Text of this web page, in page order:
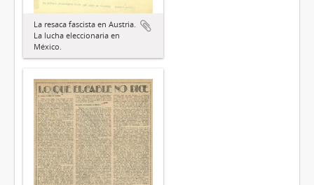
La resaca fascista en Austria.
La lucha eleccionaria en
México.